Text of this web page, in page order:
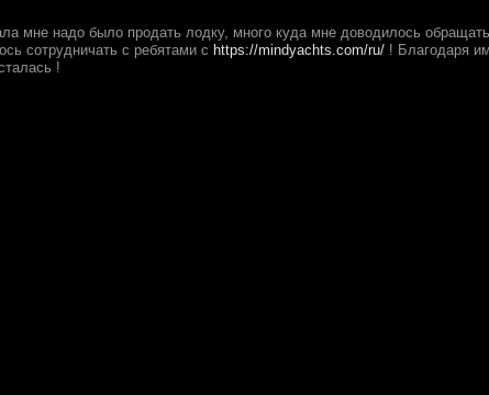
мне надо было продать лодку, много куда мне доводилось
сотрудничать с ребятами с https://mindyachts.com/ru/ ! Благодаря
!